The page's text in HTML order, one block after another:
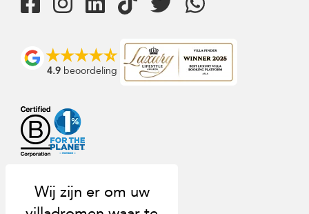
4.9 beoordeling